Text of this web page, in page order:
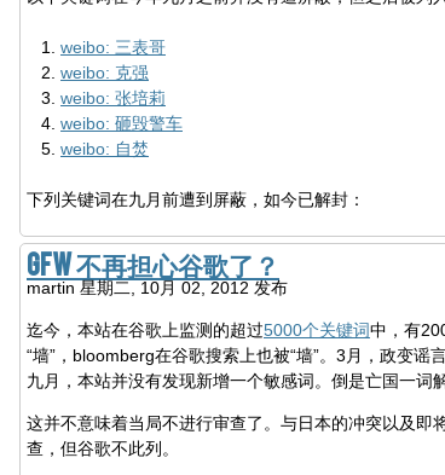
weibo: 三表哥
weibo: 克强
weibo: 张培莉
weibo: 砸毁警车
weibo: 自焚
下列关键词在九月前遭到屏蔽，如今已解封：
GFW 不再担心谷歌了？
martin 星期二, 10月 02, 2012 发布
迄今，本站在谷歌上监测的超过5000个关键词中，有
“墙”，bloomberg在谷歌搜索上也被“墙”。3月，政变
九月，本站并没有发现新增一个敏感词。倒是亡国一词解
这并不意味着当局不进行审查了。与日本的冲突以及
查，但谷歌不此列。